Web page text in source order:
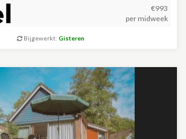
€993
per midweek
Bijgewerkt: Gisteren